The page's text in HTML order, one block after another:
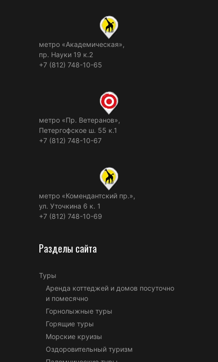
метро «Академическая»,
пр. Науки 19 к.2
+7 (812) 748-10-65
метро «Пр. Ветеранов»,
Петергофское ш. 55 к.1
+7 (812) 748-10-67
метро «Комендантский пр.»,
ул. Уточкина 6 к. 1
+7 (812) 748-10-69
Разделы сайта
Туры
Аренда коттеджей и домов посуточно
и помесячно
Горнолыжные туры
Горящие туры
Морские круизы
Оздоровительный туризм